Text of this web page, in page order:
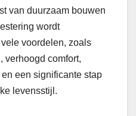
van duurzaam bouwen
wordt
voordelen, zoals
verhoogd comfort,
een significante stap
levensstijl.